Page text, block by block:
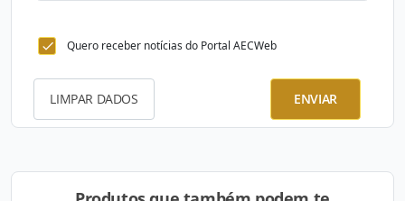
Quero receber notícias do Portal AECWeb
LIMPAR DADOS ENVIAR